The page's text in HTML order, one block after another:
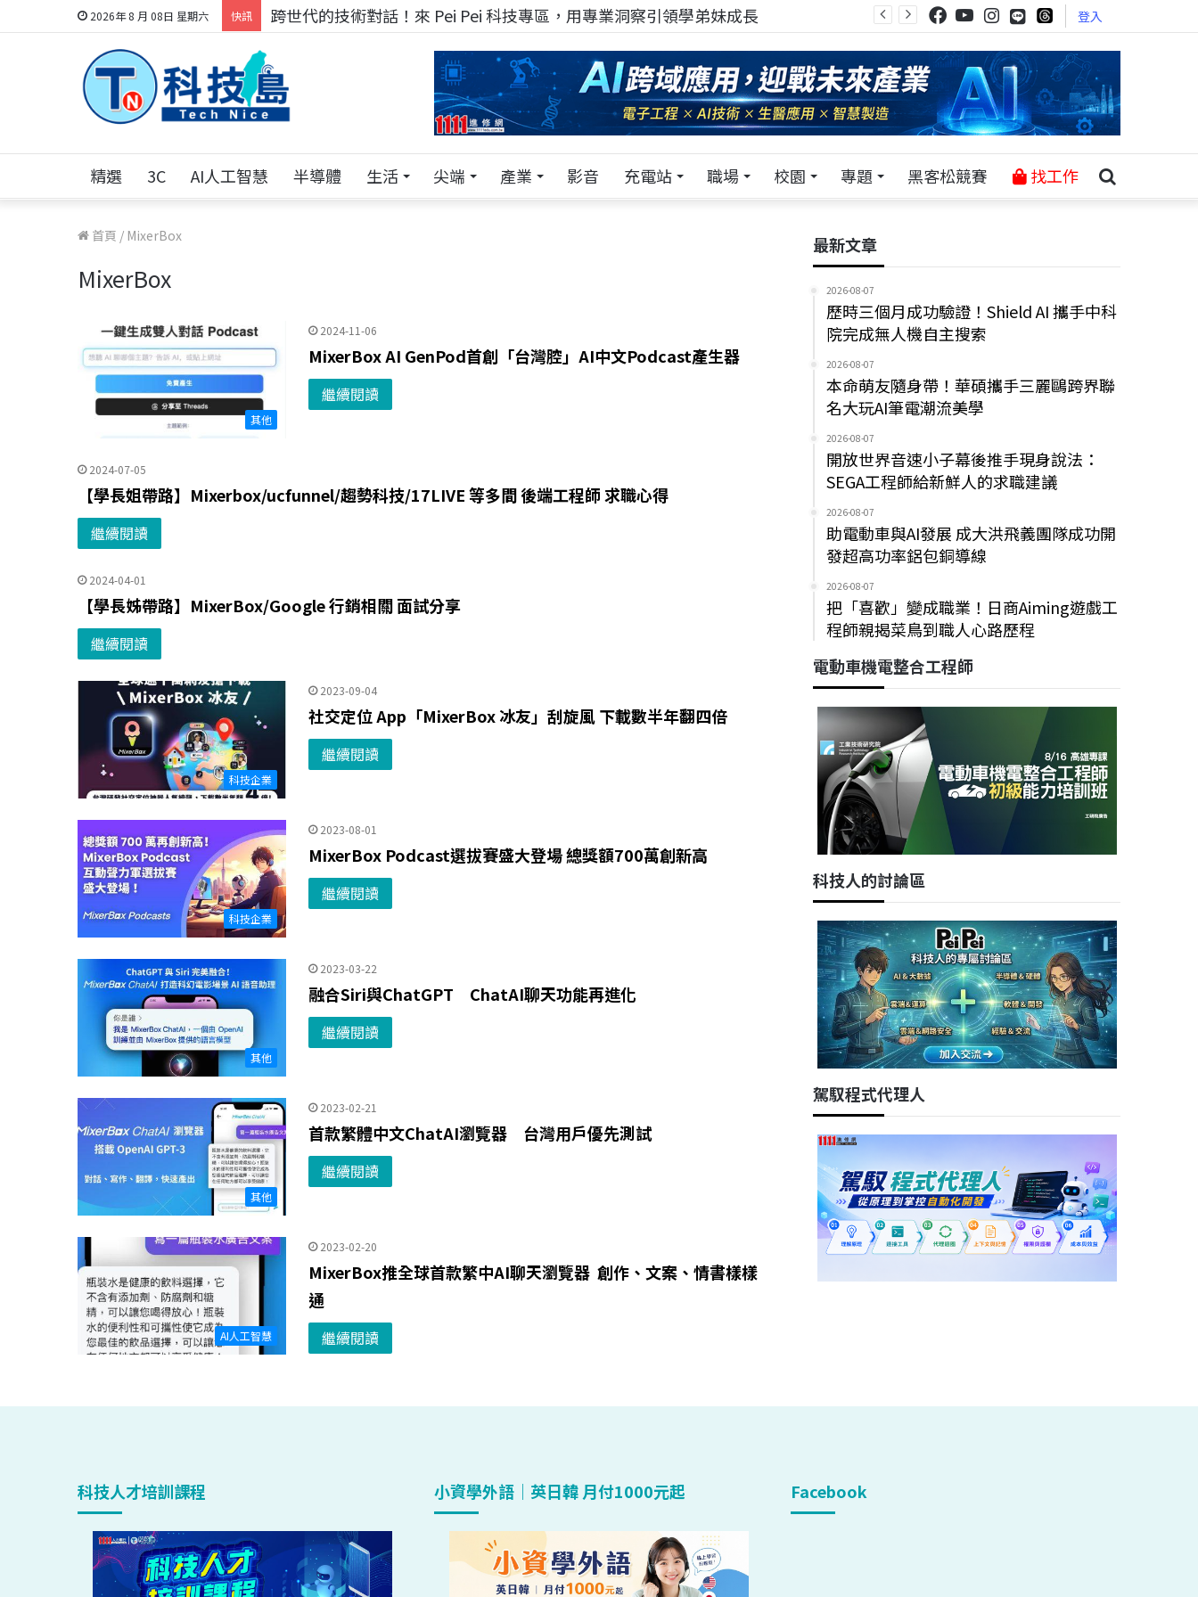
2026年 8 月 08日 星期六 快訊 跨世代的技術對話！來 Pei Pei 科技專區，用專業洞察引領學弟妹成長 登入
精選 3C AI人工智慧 半導體 生活 尖端 產業 影音 充電站 職場 校園 專題 黑客松競賽 找工作
首頁 / MixerBox
MixerBox
其他
2024-11-06
MixerBox AI GenPod首創「台灣腔」AI中文Podcast產生器
繼續閱讀
2024-07-05
【學長姐帶路】Mixerbox/ucfunnel/趨勢科技/17LIVE 等多間 後端工程師 求職心得
繼續閱讀
2024-04-01
【學長姊帶路】MixerBox/Google 行銷相關 面試分享
繼續閱讀
科技企業
2023-09-04
社交定位 App「MixerBox 冰友」刮旋風 下載數半年翻四倍
繼續閱讀
科技企業
2023-08-01
MixerBox Podcast選拔賽盛大登場 總獎額700萬創新高
繼續閱讀
其他
2023-03-22
融合Siri與ChatGPT ChatAI聊天功能再進化
繼續閱讀
其他
2023-02-21
首款繁體中文ChatAI瀏覽器 台灣用戶優先測試
繼續閱讀
AI人工智慧
2023-02-20
MixerBox推全球首款繁中AI聊天瀏覽器 創作、文案、情書樣樣
通
繼續閱讀
最新文章
2026-08-07
歷時三個月成功驗證！Shield AI 攜手中科
院完成無人機自主搜索
2026-08-07
本命萌友隨身帶！華碩攜手三麗鷗跨界聯
名大玩AI筆電潮流美學
2026-08-07
開放世界音速小子幕後推手現身說法：
SEGA工程師給新鮮人的求職建議
2026-08-07
助電動車與AI發展 成大洪飛義團隊成功開
發超高功率鋁包銅導線
2026-08-07
把「喜歡」變成職業！日商Aiming遊戲工
程師親揭菜鳥到職人心路歷程
電動車機電整合工程師
科技人的討論區
駕馭程式代理人
科技人才培訓課程 小資學外語｜英日韓 月付1000元起 Facebook